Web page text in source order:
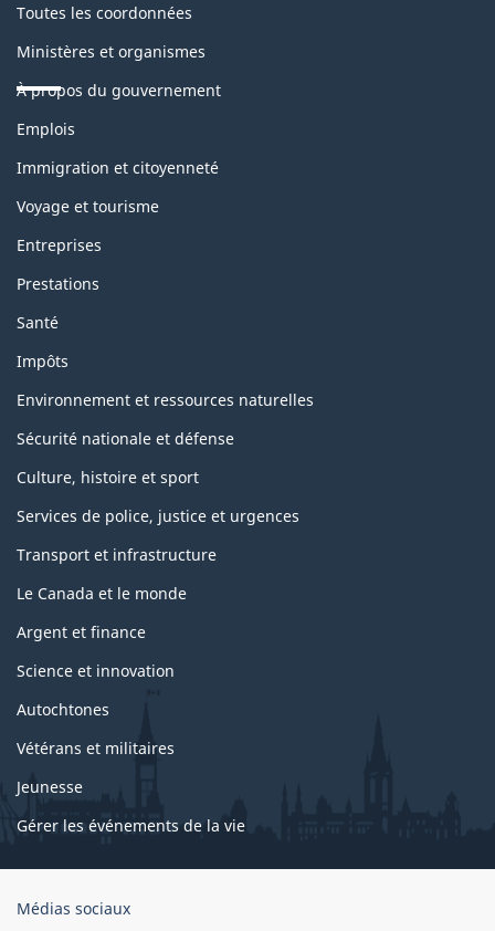
Toutes les coordonnées
Ministères et organismes
À propos du gouvernement
Thèmes
sujets
Emplois
Immigration et citoyenneté
Voyage et tourisme
Entreprises
Prestations
Santé
Impôts
Environnement et ressources naturelles
Sécurité nationale et défense
Culture, histoire et sport
Services de police, justice et urgences
Transport et infrastructure
Le Canada et le monde
Argent et finance
Science et innovation
Autochtones
Vétérans et militaires
Jeunesse
Gérer les événements de la vie
Organisation
Médias sociaux